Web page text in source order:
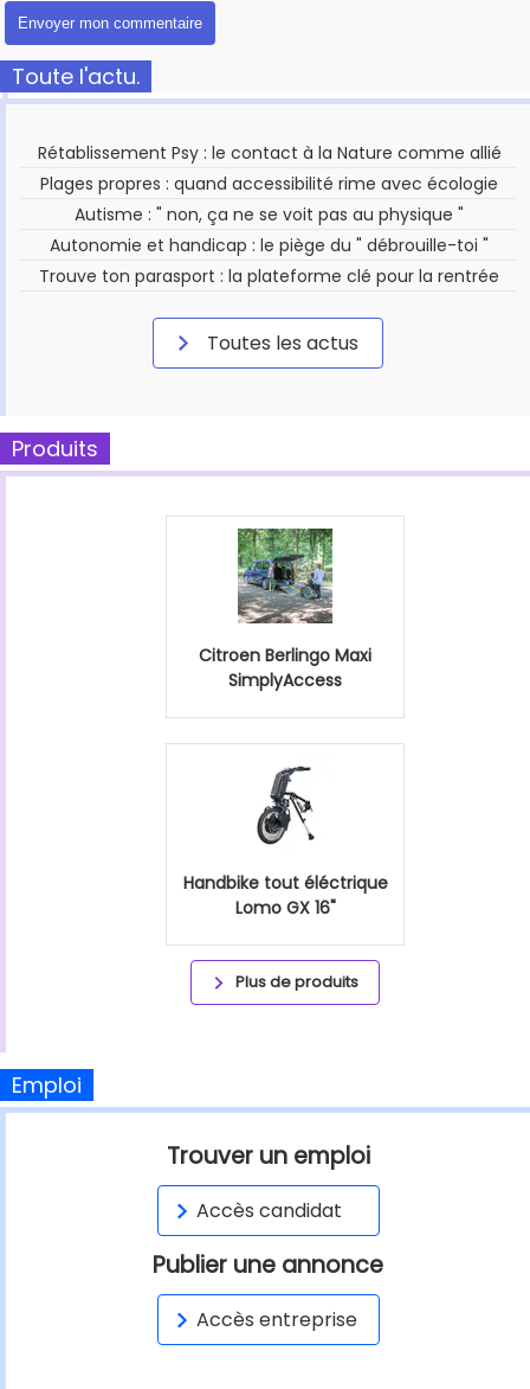
Toute l'actu.
Rétablissement Psy : le contact à la Nature comme allié
Plages propres : quand accessibilité rime avec écologie
Autisme : " non, ça ne se voit pas au physique "
Autonomie et handicap : le piège du " débrouille-toi "
Trouve ton parasport : la plateforme clé pour la rentrée
Toutes les actus
Produits
Citroen Berlingo Maxi
SimplyAccess
Handbike tout éléctrique
Lomo GX 16"
Plus de produits
Emploi
Trouver un emploi
Accès candidat
Publier une annonce
Accès entreprise